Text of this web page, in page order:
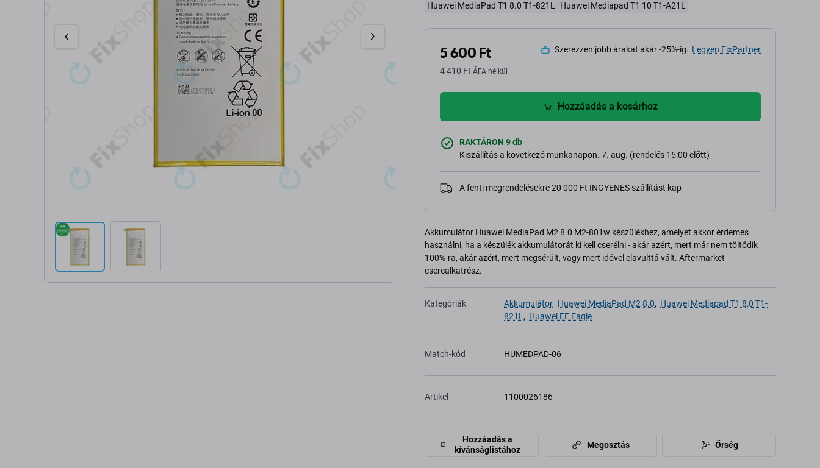
Huawei MediaPad T1 8.0 T1-821L
Huawei Mediapad T1 10 T1-A21L
5 600 Ft
4 410 Ft ÁFA nélkül
Szerezzen jobb árakat akár -25%-ig. Legyen FixPartner
Hozzáadás a kosárhoz
RAKTÁRON 9 db
Kiszállítás a következő munkanapon. 7. aug. (rendelés 15:00 előtt)
A fenti megrendelésekre 20 000 Ft INGYENES szállítást kap
Akkumulátor Huawei MediaPad M2 8.0 M2-801w készülékhez, amelyet akkor érdemes
használni, ha a készülék akkumulátorát ki kell cserélni - akár azért, mert már nem töltődik
100%-ra, akár azért, mert megsérült, vagy mert idővel elavulttá vált. Aftermarket
cserealkatrész.
Kategóriák Akkumulátor, Huawei MediaPad M2 8.0, Huawei Mediapad T1 8,0 T1-
821L , Huawei EE Eagle
Match-kód HUMEDPAD-06
Artikel 1100026186
Hozzáadás a
kívánságlistához
Megosztás Őrség